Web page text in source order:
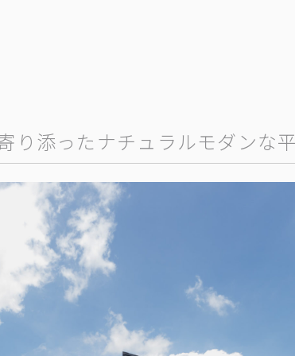
り添ったナチュラルモダンな